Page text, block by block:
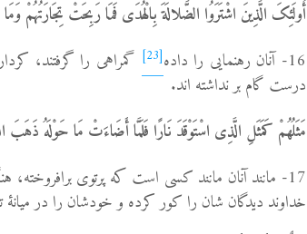
أُولَئِکَ الَّذِینَ اشْتَرَوُا الضَّلالَةَ بِالْهُدَى فَمَا رَبِحَتْ تِجَارَتُهُمْ وَمَا
16- آنان رهنمایی را داده
[23]
گمراهی را گرفتند،
درست گام بر نداشته اند.
مَثَلُهُمْ کَمَثَلِ الَّذِی اسْتَوْقَدَ نَارًا فَلَمَّا أَضَاءَتْ مَا حَوْلَهُ ذَهَبَ
17- مانند آنان مانند کسی است که پرتوی
خداوند دیدگان شان را کور کرده و خودشان را در میانۀ